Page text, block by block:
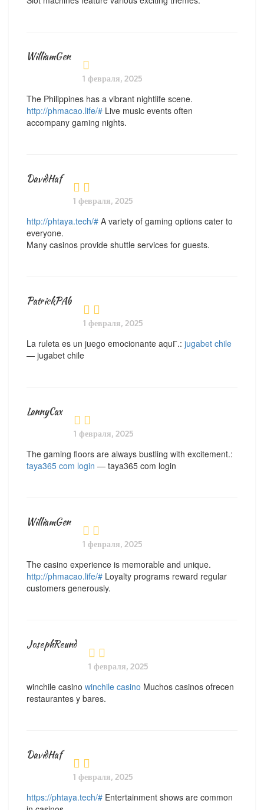
WilliamGen
1 февраля, 2025
The Philippines has a vibrant nightlife scene.
http://phmacao.life/# Live music events often
accompany gaming nights.
DavidHaf
1 февраля, 2025
http://phtaya.tech/# A variety of gaming options cater to
everyone.
Many casinos provide shuttle services for guests.
PatrickPAb
1 февраля, 2025
La ruleta es un juego emocionante aquГ­.: jugabet chile
— jugabet chile
LannyCax
1 февраля, 2025
The gaming floors are always bustling with excitement.:
taya365 com login — taya365 com login
WilliamGen
1 февраля, 2025
The casino experience is memorable and unique.
http://phmacao.life/# Loyalty programs reward regular
customers generously.
JosephReund
1 февраля, 2025
winchile casino winchile casino Muchos casinos ofrecen
restaurantes y bares.
DavidHaf
1 февраля, 2025
https://phtaya.tech/# Entertainment shows are common